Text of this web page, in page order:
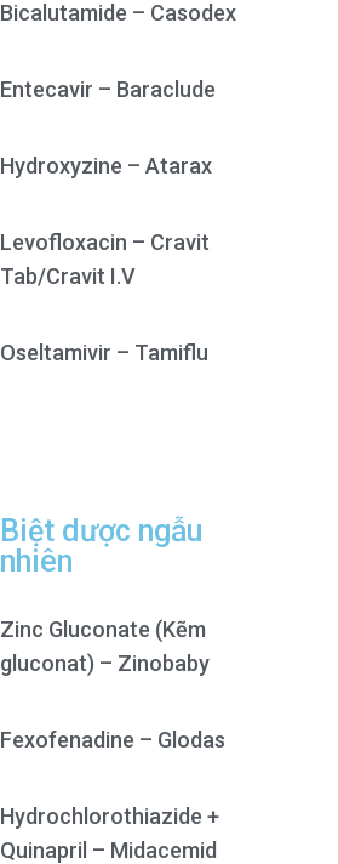
Bicalutamide – Casodex
Entecavir – Baraclude
Hydroxyzine – Atarax
Levofloxacin – Cravit
Tab/Cravit I.V
Oseltamivir – Tamiflu
Biệt dược ngẫu
nhiên
Zinc Gluconate (Kẽm
gluconat) – Zinobaby
Fexofenadine – Glodas
Hydrochlorothiazide +
Quinapril – Midacemid